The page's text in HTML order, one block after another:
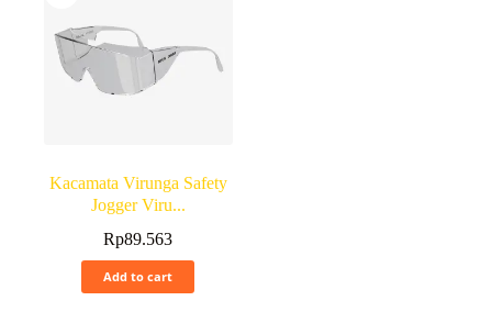
Kacamata Virunga Safety
Jogger Viru...
Rp89.563
Add to cart